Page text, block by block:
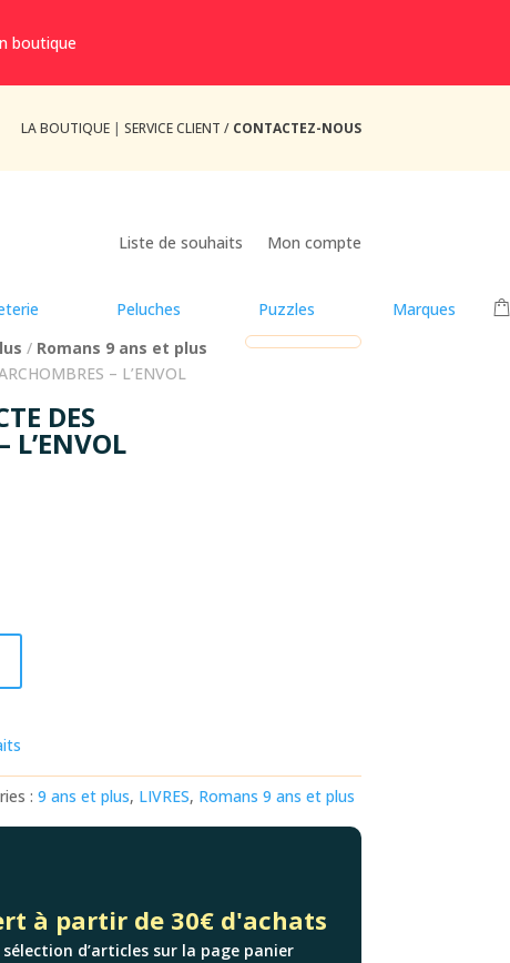
boutique
LA BOUTIQUE| SERVICE CLIENT / CONTACTEZ-NOUS
Liste de souhaits Mon compte
Peluches Puzzles
Marques
/ Romans 9 ans et plus
– L’ENVOL
DES
L’ENVOL
:9 ans et plus, LIVRES, Romans 9 ans et plus
à partir de 30€ d'achats
d’articles sur la page panier